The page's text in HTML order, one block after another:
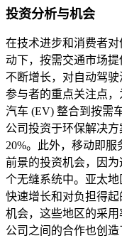
投资分析与机会
在技​​术进步和消费者
动下，按需交通市场
不断增长，对自动驾
参与者的重点关注点
汽车 (EV) 整合到按需
公司投资于环保解决
20%。此外，移动即服
前景的投资机会，因
个无缝系统中。亚太
快速增长和对负担得
机会，这些地区的采
公司之间的合作也创